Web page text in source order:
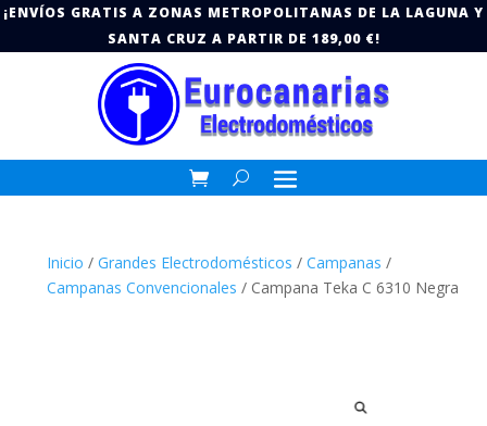
¡ENVÍOS GRATIS A ZONAS METROPOLITANAS DE LA LAGUNA Y
SANTA CRUZ A PARTIR DE 189,00 €!
Inicio / Grandes Electrodomésticos / Campanas /
Campanas Convencionales / Campana Teka C 6310 Negra